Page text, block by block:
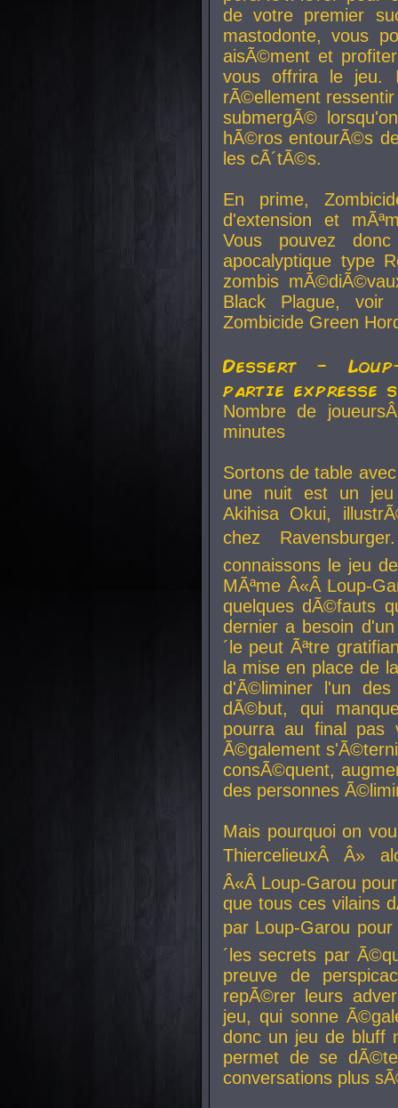
de votre premier
mastodonte, vous
aisÃ©ment et
vous offrira le jeu.
rÃ©ellement
submergÃ©
hÃ©ros entourÃ©s
les cÃ´tÃ©s.
En prime,
d'extension et
Vous pouvez
apocalyptique type
zombis
Black Plague,
Zombicide Green
Dessert -
partie expresse
Nombre de
minutes
Sortons de table
une nuit est un
Akihisa Okui,
chez
connaissons le jeu
MÃªme Â«Â Loup-
quelques dÃ©fauts
dernier a besoin
´le peut Ãªtre
la mise en place de
d'Ã©liminer l'un
dÃ©but, qui
pourra au final pas
Ã©galement
consÃ©quent,
des personnes
Mais pourquoi on
ThiercelieuxÂ Â»
Â«Â Loup-Garou
que tous ces vilains
par Loup-Garou
´les secrets par
preuve de
repÃ©rer leurs
jeu, qui sonne
donc un jeu de bluff
permet de se
conversations plus